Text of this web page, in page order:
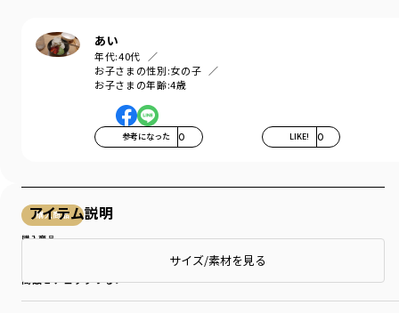
あい
年代:40代
お子さまの性別:女の子
お子さまの年齢:4歳
参考になった 0 LIKE! 0
購入商品
購入商品
商品をチェックする＞
アイテム説明
サイズ/素材を見る